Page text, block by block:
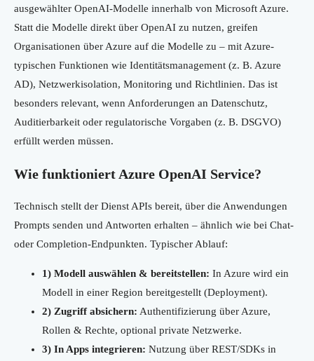
ausgewählter OpenAI-Modelle innerhalb von Microsoft Azure.
Statt die Modelle direkt über OpenAI zu nutzen, greifen
Organisationen über Azure auf die Modelle zu – mit Azure-
typischen Funktionen wie Identitätsmanagement (z. B. Azure
AD), Netzwerkisolation, Monitoring und Richtlinien. Das ist
besonders relevant, wenn Anforderungen an Datenschutz,
Auditierbarkeit oder regulatorische Vorgaben (z. B. DSGVO)
erfüllt werden müssen.
Wie funktioniert Azure OpenAI Service?
Technisch stellt der Dienst APIs bereit, über die Anwendungen
Prompts senden und Antworten erhalten – ähnlich wie bei Chat-
oder Completion-Endpunkten. Typischer Ablauf:
1) Modell auswählen & bereitstellen: In Azure wird ein
Modell in einer Region bereitgestellt (Deployment).
2) Zugriff absichern: Authentifizierung über Azure,
Rollen & Rechte, optional private Netzwerke.
3) In Apps integrieren: Nutzung über REST/SDKs in